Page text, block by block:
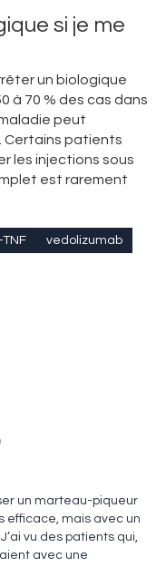
si je me
un biologique
à 70 % des cas dans
peut
Certains patients
les injections sous
est rarement
vedolizumab
un marteau-piqueur
efficace, mais avec un
vu des patients qui,
avec une